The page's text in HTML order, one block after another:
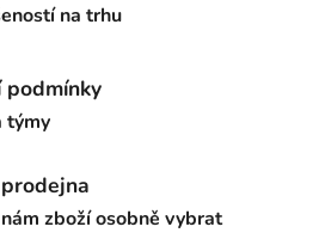
na trhu
podmínky
týmy
zboží osobně vybrat